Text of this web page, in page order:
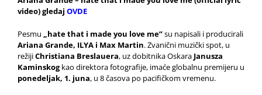
video) gledaj OVDE
Pesmu „hate that i made you love me”su napisali i producirali
Ariana Grande, ILYA i Max Martin. Zvanični muzički spot, u
režijiChristiana Breslauera, uz dobitnika Oskara Janusza
Kaminskogkao direktora fotografije, imaće globalnu premijeru u
ponedeljak, 1. juna, u 8 časova po pacifičkom vremenu.